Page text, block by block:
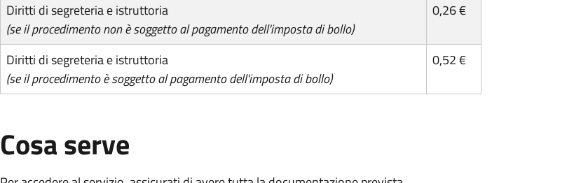
Diritti di segreteria e istruttoria
(se il procedimento non è soggetto al pagamento dell'imposta di bollo)
0,26 €
Diritti di segreteria e istruttoria
(se il procedimento è soggetto al pagamento dell'imposta di bollo)
0,52 €
Cosa serve